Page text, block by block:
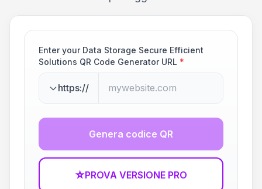
Enter your Data Storage Secure Efficient
Solutions QR Code Generator URL *
https://
Genera codice QR
☆PROVA VERSIONE PRO